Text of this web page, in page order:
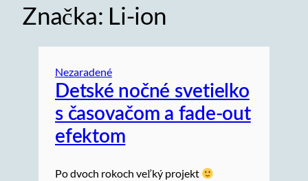
Značka: Li-ion
Nezaradené
Detské nočné svetielko
s časovačom a fade-out
efektom
Po dvoch rokoch veľký projekt